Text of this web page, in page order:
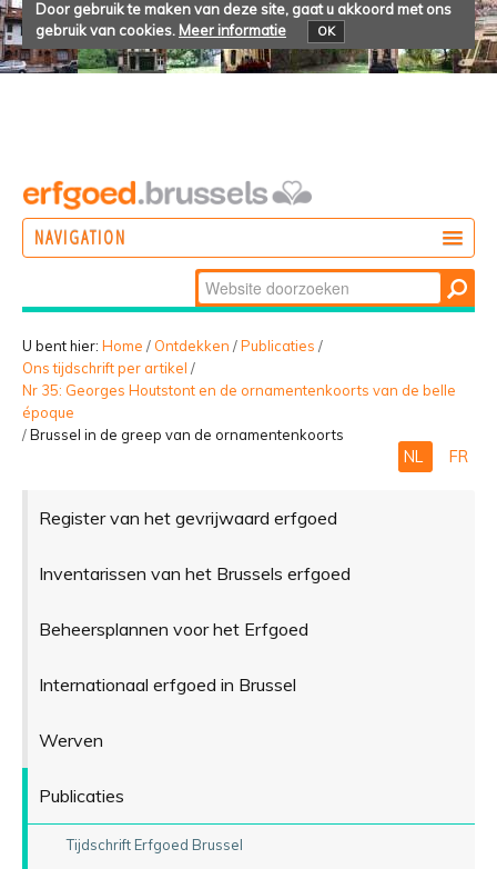
Door gebruik te maken van deze site, gaat u akkoord met ons
gebruik van cookies. Meer informatie OK
NAVIGATION
BELEVEN
Zoek
Geavanceerd
zoeken...
U bent hier: Home / Ontdekken /Publicaties /
Ons tijdschrift per artikel /
Nr 35: Georges Houtstont en de ornamentenkoorts van de belle
époque
/Brussel in de greep van de ornamentenkoorts
NL FR
Register van het gevrijwaard erfgoed
Inventarissen van het Brussels erfgoed
Beheersplannen voor het Erfgoed
Internationaal erfgoed in Brussel
Werven
Publicaties
Tijdschrift Erfgoed Brussel